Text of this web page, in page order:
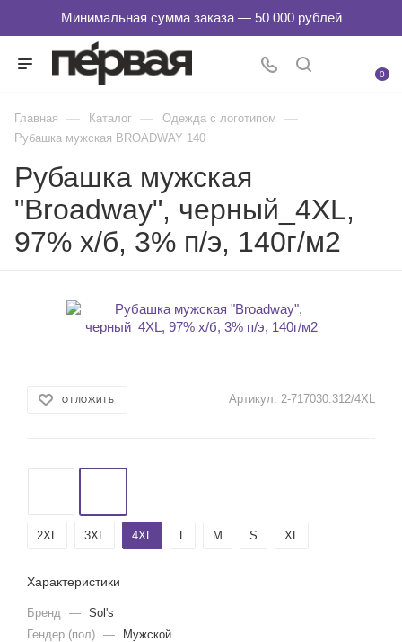
0
Главная — Каталог — Одежда с логотипом —
Рубашка мужская BROADWAY 140
Рубашка мужская
"Broadway", черный_4XL,
97% х/б, 3% п/э, 140г/м2
ОТЛОЖИТЬ Артикул: 2-717030.312/4XL
2XL 3XL 4XL L M S XL
Характеристики
Бренд — Sol's
Гендер (пол) —
Мужской